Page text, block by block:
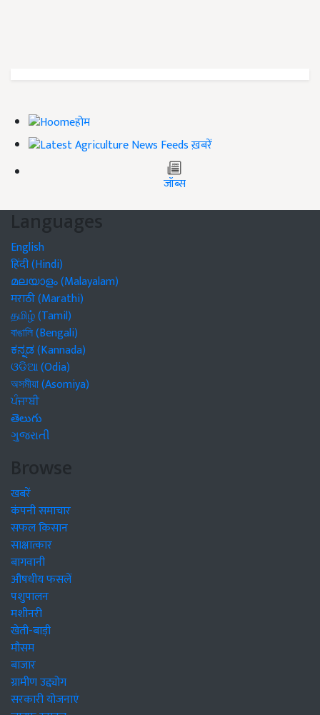
होम
ख़बरें
जॉब्स
Languages
English
हिंदी (Hindi)
മലയാളം (Malayalam)
मराठी (Marathi)
தமிழ் (Tamil)
বাঙালি (Bengali)
ಕನ್ನಡ (Kannada)
ଓଡିଆ (Odia)
অসমীয়া (Asomiya)
ਪੰਜਾਬੀ
తెలుగు
ગુજરાતી
Browse
खबरें
कंपनी समाचार
सफल किसान
साक्षात्कार
बागवानी
औषधीय फसलें
पशुपालन
मशीनरी
खेती-बाड़ी
मौसम
बाजार
ग्रामीण उद्द्योग
सरकारी योजनाएं